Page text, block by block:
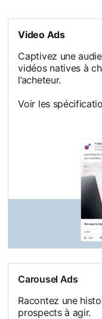
Video Ads
Captivez une
vidéos natives à
l’acheteur.
Voir les
Carousel Ads
Racontez une
prospects à agir.